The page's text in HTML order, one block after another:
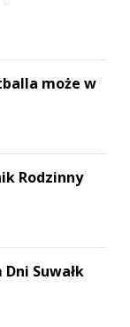
może w
Rodzinny
Suwałk